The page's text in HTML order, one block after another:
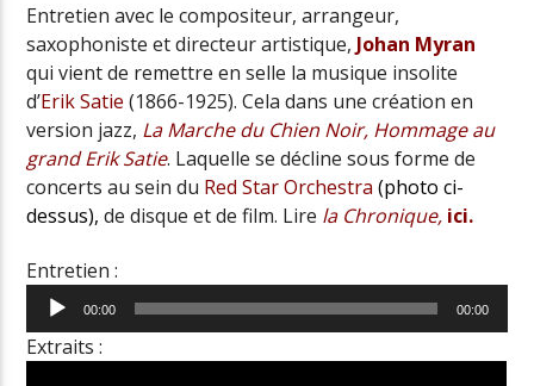
Entretien avec le compositeur, arrangeur,
saxophoniste et directeur artistique, Johan Myran
qui vient de remettre en selle la musique insolite
d’Erik Satie (1866-1925). Cela dans une création en
version jazz, La Marche du Chien Noir, Hommage au
grand Erik Satie. Laquelle se décline sous forme de
concerts au sein du Red Star Orchestra (photo ci-
dessus), de disque et de film. Lire la Chronique, ici.
Entretien :
Lecteur
audio
00:00 00:00
Extraits :